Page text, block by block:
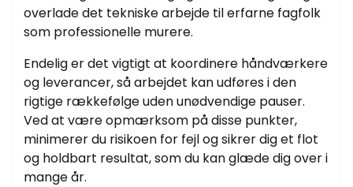
overlade det tekniske arbejde til erfarne fagfolk
som professionelle murere.
Endelig er det vigtigt at koordinere håndværkere
og leverancer, så arbejdet kan udføres i den
rigtige rækkefølge uden unødvendige pauser.
Ved at være opmærksom på disse punkter,
minimerer du risikoen for fejl og sikrer dig et flot
og holdbart resultat, som du kan glæde dig over i
mange år.